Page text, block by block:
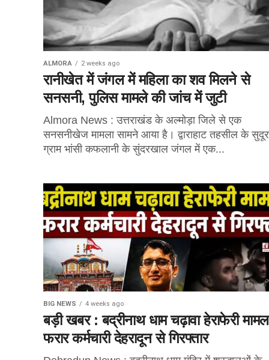
ALMORA 2 weeks ago
रानीखेत में जंगल में महिला का शव मिलने से
सनसनी, पुलिस मामले की जांच में जुटी
Almora News : उत्तराखंड के अल्मोड़ा जिले से एक
सनसनीखेज मामला सामने आया है। द्वाराहाट तहसील के
ग्राम भांसी कफलानी के सुंदरखाल जंगल में एक...
BIG NEWS 4 weeks ago
बड़ी खबर : बद्रीनाथ धाम चढ़ावा हेराफेरी
फरार कर्मचारी देहरादून से गिरफ्तार